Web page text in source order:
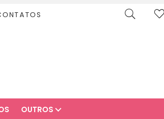
OUTROS